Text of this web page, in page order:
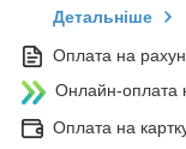
Детальніше
Оплата на
Онлайн-оплата
Оплата на